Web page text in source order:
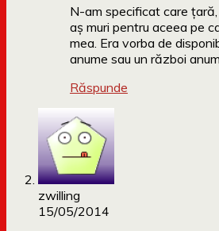
N-am specificat care
aș muri pentru aceea pe
mea. Era vorba de
anume sau un război
Răspunde
zwilling
15/05/2014